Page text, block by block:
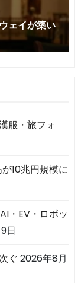
服・旅フォ
10兆円規模に
・EV・ロボッ
日
ぐ 2026年8月